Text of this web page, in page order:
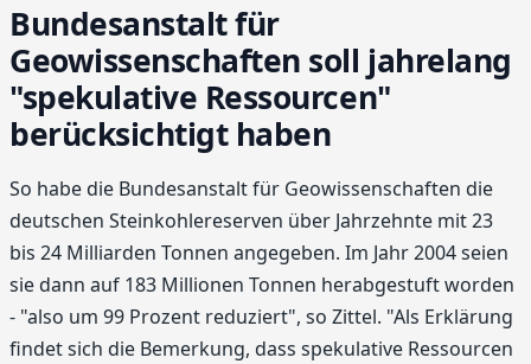
Bundesanstalt für
Geowissenschaften soll jahrelang
"spekulative Ressourcen"
berücksichtigt haben
So habe die Bundesanstalt für Geowissenschaften die
deutschen Stein­kohlereserven über Jahrzehnte mit 23
bis 24 Milliarden Tonnen angegeben. Im Jahr 2004 seien
sie dann auf 183 Millionen Tonnen herabgestuft worden
- "also um 99 Prozent reduziert", so Zittel. "Als Erklärung
findet sich die Bemerkung, dass spekulative Ressourcen